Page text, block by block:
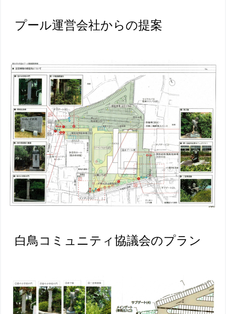
プール運営会社からの提案
白鳥コミュニティ協議会のプラン